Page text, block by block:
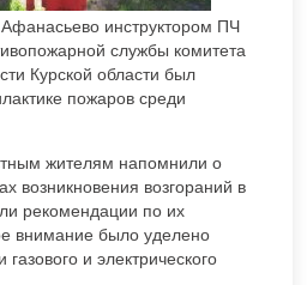
инструктором ПЧ
службы комитета
Курской области был
пожаров среди
жителям напомнили о
возникновения возгораний в
рекомендации по их
внимание было уделено
и электрического